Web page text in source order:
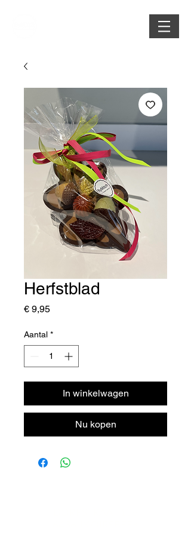
Herfstblad
€ 9,95Prijs
Aantal *
In winkelwagen
Nu kopen